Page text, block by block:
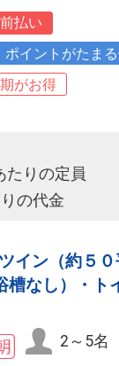
払い
ポイントがたま
がお得
たりの定員
の代金
イン（約５
槽なし）・ト
2～5名